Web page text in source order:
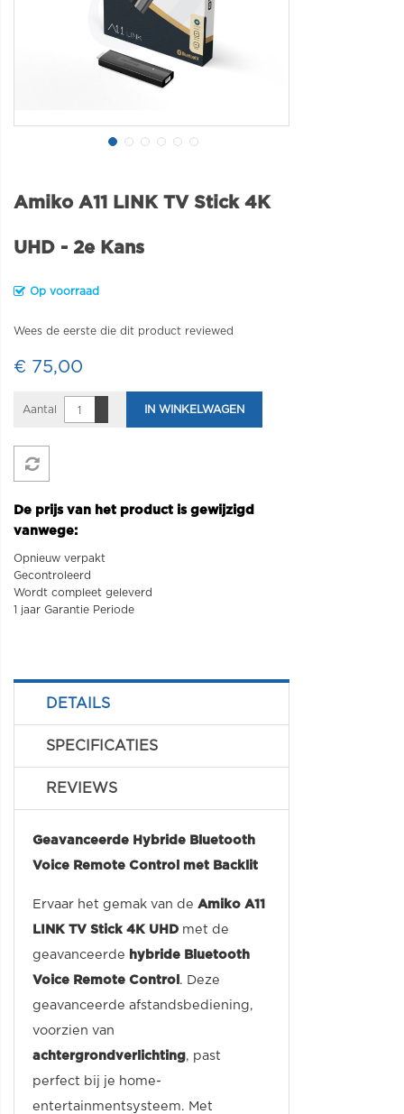
Amiko A11 LINK TV Stick 4K
UHD - 2e Kans
Op voorraad
Wees de eerste die dit product reviewed
€ 75,00
Aantal IN WINKELWAGEN
De prijs van het product is gewijzigd
vanwege:
Opnieuw verpakt
Gecontroleerd
Wordt compleet geleverd
1 jaar Garantie Periode
DETAILS
SPECIFICATIES
REVIEWS
Geavanceerde Hybride Bluetooth
Voice Remote Control met Backlit
Ervaar het gemak van de Amiko A11
LINK TV Stick 4K UHD met de
geavanceerde hybride Bluetooth
Voice Remote Control . Deze
geavanceerde afstandsbediening,
voorzien van
achtergrondverlichting, past
perfect bij je home-
entertainmentsysteem. Met